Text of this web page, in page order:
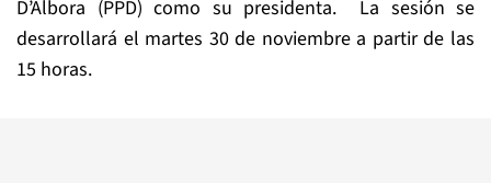
D’Albora (PPD) como su presidenta. La sesión se
desarrollará el martes 30 de noviembre a partir de las
15 horas.